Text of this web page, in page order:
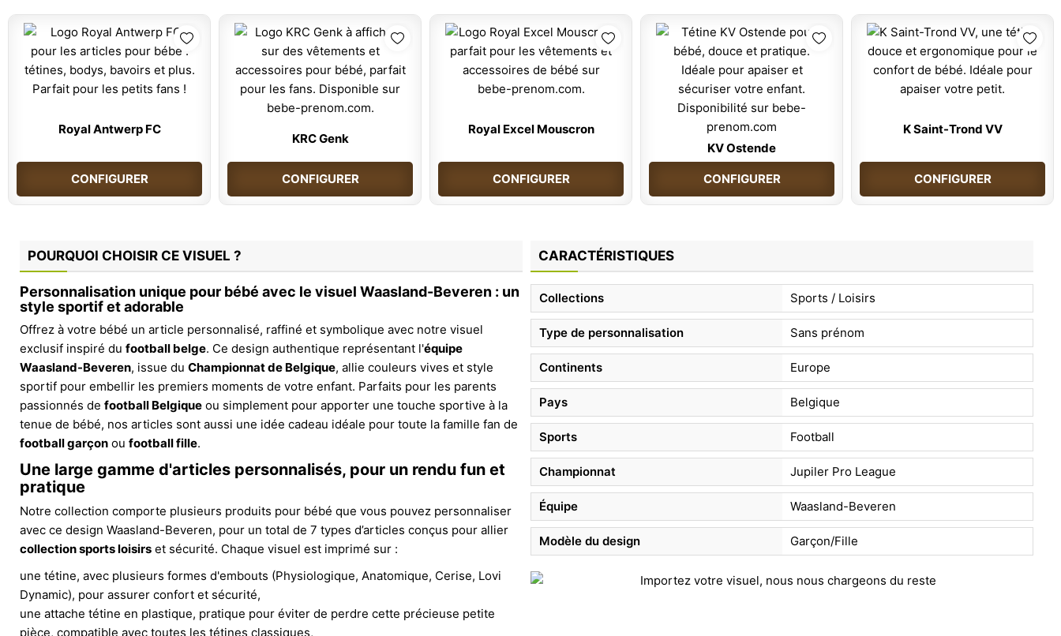
Royal Antwerp FC
CONFIGURER
KRC Genk
CONFIGURER
Royal Excel Mouscron
CONFIGURER
KV Ostende
CONFIGURER
K Saint-Trond VV
CONFIGURER
POURQUOI CHOISIR CE VISUEL ?
Personnalisation unique pour bébé avec le visuel Waasland-Beveren : un
style sportif et adorable
Offrez à votre bébé un article personnalisé, raffiné et symbolique avec notre visuel
exclusif inspiré du football belge. Ce design authentique représentant l'équipe
Waasland-Beveren, issue du Championnat de Belgique, allie couleurs vives et style
sportif pour embellir les premiers moments de votre enfant. Parfaits pour les parents
passionnés de football Belgique ou simplement pour apporter une touche sportive à la
tenue de bébé, nos articles sont aussi une idée cadeau idéale pour toute la famille fan de
football garçon ou football fille.
Une large gamme d'articles personnalisés, pour un rendu fun et
pratique
Notre collection comporte plusieurs produits pour bébé que vous pouvez personnaliser
avec ce design Waasland-Beveren, pour un total de 7 types d’articles conçus pour allier
collection sports loisirs et sécurité. Chaque visuel est imprimé sur :
une tétine, avec plusieurs formes d'embouts (Physiologique, Anatomique, Cerise, Lovi
Dynamic), pour assurer confort et sécurité,
une attache tétine en plastique, pratique pour éviter de perdre cette précieuse petite
pièce, compatible avec toutes les tétines classiques,
CARACTÉRISTIQUES
Collections Sports / Loisirs
Type de personnalisation Sans prénom
Continents Europe
Pays Belgique
Sports Football
Championnat Jupiler Pro League
Équipe Waasland-Beveren
Modèle du design Garçon/Fille